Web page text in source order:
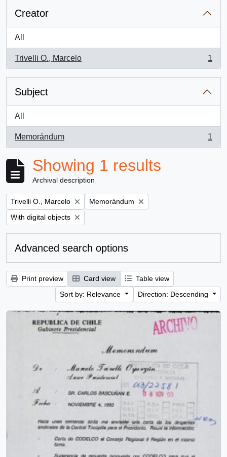
Creator
All
Trivelli O., Marcelo
, 1 results
1
Subject
All
Memorándum
, 1 results
1
Showing 1 results
Archival description
Remove filter:
Trivelli O., Marcelo Remove filter:
Memorándum
Remove filter:
With digital objects
Advanced search options
Print preview Card view
Table view
Sort by: Relevance
Direction: Descending